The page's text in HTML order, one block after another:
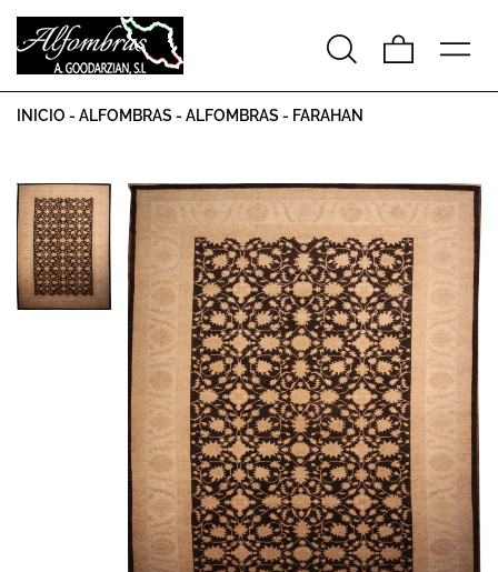
INICIO - ALFOMBRAS - ALFOMBRAS - FARAHAN